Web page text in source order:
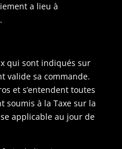
a lieu à
qui sont indiqués sur
valide sa commande.
et s’entendent toutes
soumis à la Taxe sur la
applicable au jour de